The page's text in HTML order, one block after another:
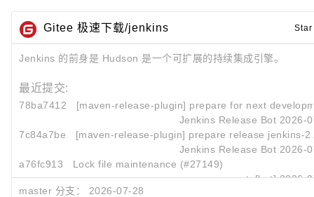
Gitee 极速下载/jenkins
Jenkins 的前身是 Hudson 是一个可扩展的持续集成引擎。
最近提交:
78ba7412
[maven-release-plugin] prepare for next
Jenkins Release Bot 2026-
7c84a7be
[maven-release-plugin] prepare release jenkins-
Jenkins Release Bot 2026-
a76fc913
Lock file maintenance (#27149)
renovate[bot] 2026-
master 分支：
2026-07-28